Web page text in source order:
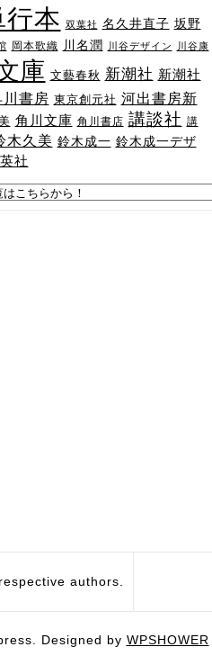
行本 双葉社 名久井直子 坂野
岡本歌織 川名潤 川谷デザイン 川谷康
庫 文藝春秋 新潮社 新潮社
川書房 東京創元社 河出書房新
角川文庫 角川書店 講談社 講
木久美 鈴木成一 鈴木成一デザ
社
authors.
Designed by WPSHOWER